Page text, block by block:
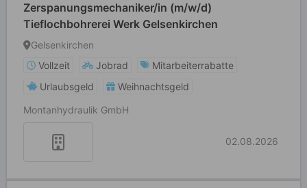
Zerspanungsmechaniker/in (m/w/d)
Tieflochbohrerei Werk Gelsenkirchen
Gelsenkirchen
Vollzeit
Jobrad
Mitarbeiterrabatte
Urlaubsgeld
Weihnachtsgeld
Montanhydraulik GmbH
02.08.2026